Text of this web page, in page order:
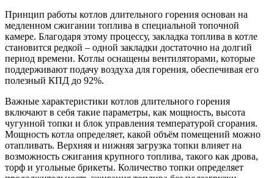
Принцип работы котлов длительного горения основан на
медленном сжигании топлива в специальной топочной
камере. Благодаря этому процессу, закладка топлива в котле
становится редкой – одной закладки достаточно на долгий
период времени. Котлы оснащены вентиляторами, которые
поддерживают подачу воздуха для горения, обеспечивая его
полезный КПД до 92%.
Важные характеристики котлов длительного горения
включают в себя такие параметры, как мощность, высота
чугунной топки и блок управления температурой сгорания.
Мощность котла определяет, какой объём помещений можно
отапливать. Верхняя и нижняя загрузка топки влияет на
возможность сжигания крупного топлива, такого как дрова,
торф и угольные брикеты. Количество топки определяет